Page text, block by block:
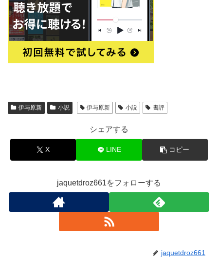
伊与原新 小説 伊与原新 小説 書評
シェアする
X LINE コピー
jaquetdroz661をフォローする
jaquetdroz661